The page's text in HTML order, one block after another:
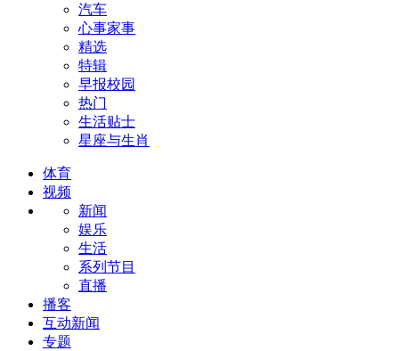
汽车
心事家事
精选
特辑
早报校园
热门
生活贴士
星座与生肖
体育
视频
新闻
娱乐
生活
系列节目
直播
播客
互动新闻
专题